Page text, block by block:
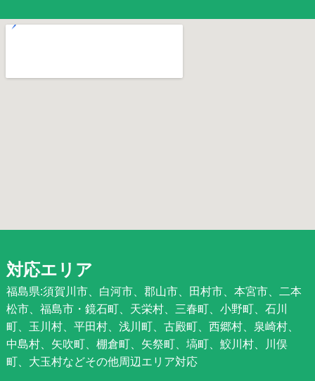
対応エリア
福島県:須賀川市、白河市、郡山市、田村市、本宮市、二本
松市、福島市・鏡石町、天栄村、三春町、小野町、石川
町、玉川村、平田村、浅川町、古殿町、西郷村、泉崎村、
中島村、矢吹町、棚倉町、矢祭町、塙町、鮫川村、川俣
町、大玉村などその他周辺エリア対応